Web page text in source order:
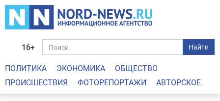
16+ Найти
ПОЛИТИКА ЭКОНОМИКА
ОБЩЕСТВО
ПРОИСШЕСТВИЯ
ФОТОРЕПОРТАЖИ АВТОРСКОЕ